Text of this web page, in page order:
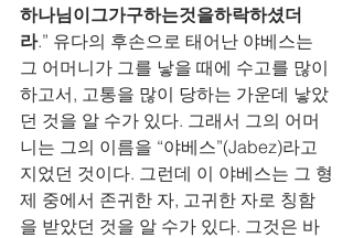
하나님이그가구하는것을하락하셨더
라.” 유다의 후손으로 태어난 야베스는
그 어머니가 그를 낳을 때에 수고를 많이
하고서, 고통을 많이 당하는 가운데 낳았
던 것을 알 수가 있다. 그래서 그의 어머
니는 그의 이름을 “야베스”(Jabez)라고
지었던 것이다. 그런데 이 야베스는 그 형
제 중에서 존귀한 자, 고귀한 자로 칭함
을 받았던 것을 알 수가 있다. 그것은 바